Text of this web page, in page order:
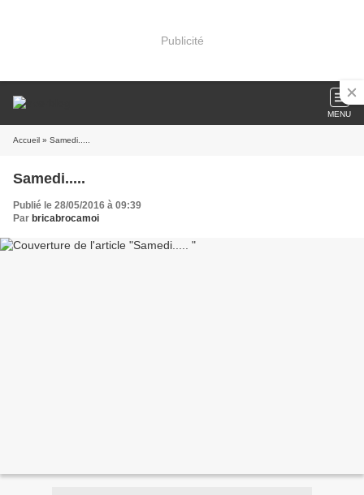
Publicité
MENU
Accueil » Samedi.....
Samedi.....
Publié le 28/05/2016 à 09:39
Par bricabrocamoi